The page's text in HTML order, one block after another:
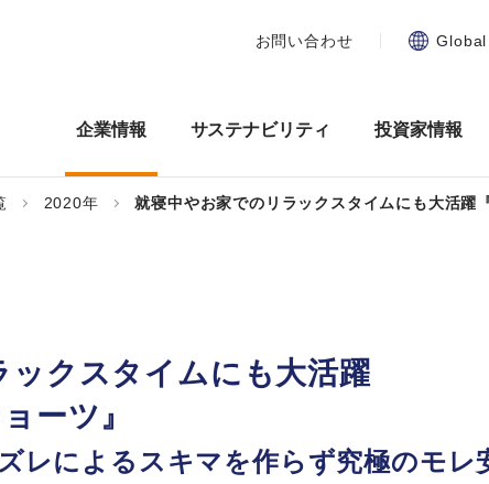
企業情報 サステナビリティ 投資家情報
お問い合わせ
2020年 就寝中やお家でのリラックスタイムにも大活躍
クスタイムにも大活躍
ーツ』
レによるスキマを作らず究極のモレ